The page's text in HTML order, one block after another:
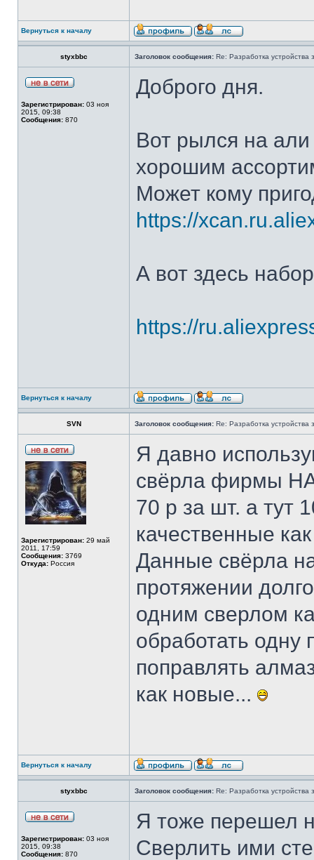
Вернуться к началу
styxbbc Заголовок сообщения: Re: Разработка устройства
Зарегистрирован: 03 ноя
2015, 09:38
Сообщения: 870
Доброго дня.
Вот рылся на али
хорошим
Может кому
https://
А вот здесь
https://
Вернуться к началу
SVN Заголовок сообщения: Re: Разработка устройства
Зарегистрирован: 29 май
2011, 17:59
Сообщения: 3769
Откуда: Россия
Я давно
свёрла фирмы
70 р за шт. а тут
качественные
Данные свёрла
протяжении
одним сверлом
обработать одну
поправлять
как новые...
Вернуться к началу
styxbbc Заголовок сообщения: Re: Разработка устройства
Зарегистрирован: 03 ноя
2015, 09:38
Сообщения: 870
Я тоже перешел
Сверлить ими